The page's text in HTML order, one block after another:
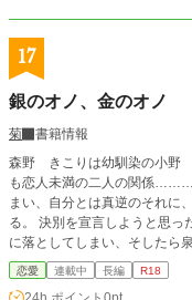
17
銀のオノ、金のオノ
菊
書籍情報
森野 きこりは幼馴染の小野
も恋人未満の二人の関係
まい、自分とは真逆のそれに
る。 決別を宣言しようと思ったが、一緒に行ったハイキングの途中で銀司を泉
に落としてしまい、そしたら泉から女
手には金の金司君？！！ それは違うって言ったら、こっちですかって銀の銀司
君、それです！ って答えた
恋愛 連載中 長編 R18